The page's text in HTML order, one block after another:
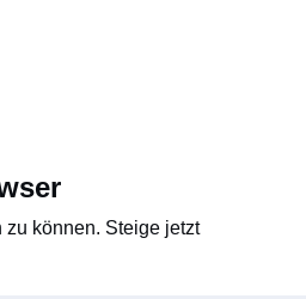
können. Steige jetzt